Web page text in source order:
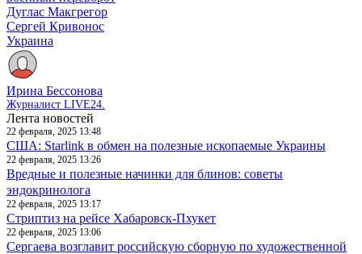
Дуглас Макгрегор
Сергей Кривонос
Украина
Ирина Бессонова
Журналист LIVE24.
Лента новостей
22 февраля, 2025 13:48
США: Starlink в обмен на полезные ископаемые Украины
22 февраля, 2025 13:26
Вредные и полезные начинки для блинов: советы
эндокринолога
22 февраля, 2025 13:17
Стриптиз на рейсе Хабаровск-Пхукет
22 февраля, 2025 13:06
Сергаева возглавит российскую сборную по художественной